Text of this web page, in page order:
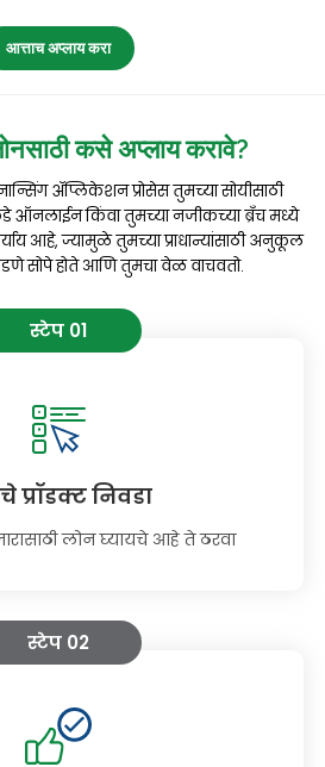
आत्ताच अप्लाय करा
कसे अप्लाय करावे?
ॲप्लिकेशन प्रोसेस तुमच्या सोयीसाठी
ऑनलाईन किंवा तुमच्या नजीकच्या ब्रँच मध्ये
आहे, ज्यामुळे तुमच्या प्राधान्यांसाठी अनुकूल
सोपे होते आणि तुमचा वेळ वाचवतो.
स्टेप 01
प्रॉडक्ट निवडा
लोन घ्यायचे आहे ते ठरवा
स्टेप 02